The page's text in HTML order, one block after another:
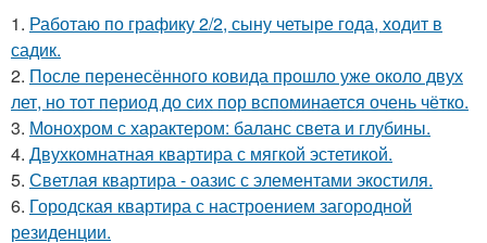
1. Работаю по графику 2/2, сыну четыре года, ходит в
садик.
2. После перенесённого ковида прошло уже около двух
лет, но тот период до сих пор вспоминается очень чётко.
3. Монохром с характером: баланс света и глубины.
4. Двухкомнатная квартира с мягкой эстетикой.
5. Светлая квартира - оазис с элементами экостиля.
6. Городская квартира с настроением загородной
резиденции.